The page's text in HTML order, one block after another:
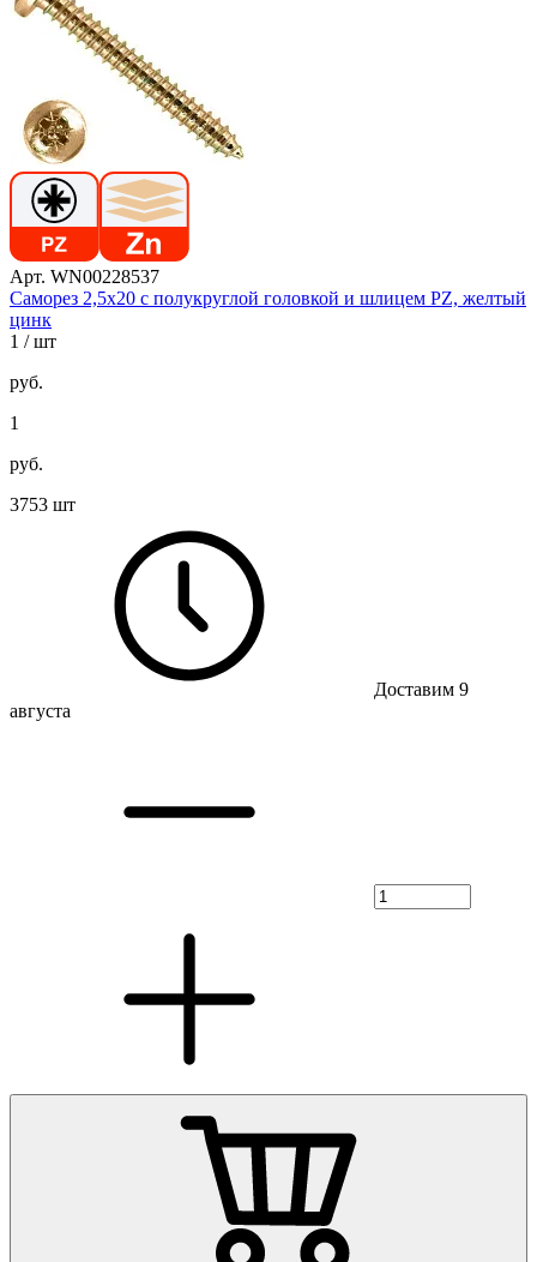
Арт. WN00228537
Саморез 2,5х20 с полукруглой головкой и шлицем PZ, желтый
цинк
1 / шт
руб.
1
руб.
3753 шт
Доставим 9
августа